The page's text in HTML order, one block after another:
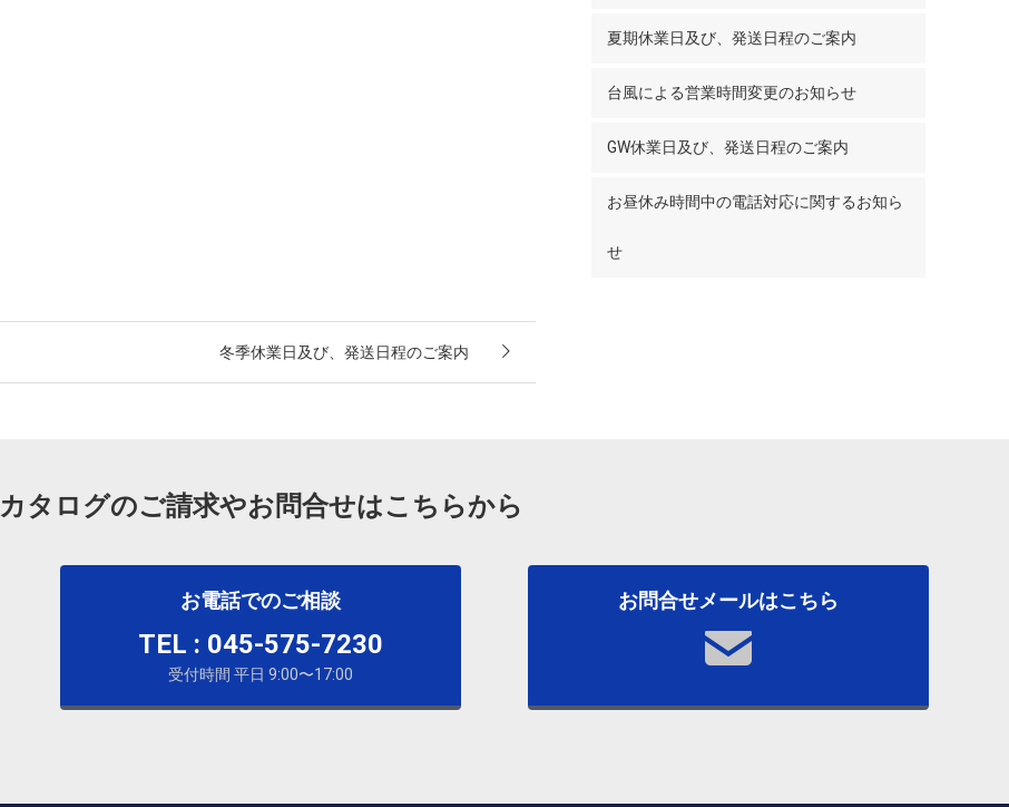
冬季休業日及び、発送日程のご案内
夏期休業日及び、発送日程のご案内
台風による営業時間変更のお知らせ
GW休業日及び、発送日程のご案内
お昼休み時間中の電話対応に関するお知ら
せ
カタログのご請求やお問合せはこちらから
お電話でのご相談
TEL : 045-575-7230
受付時間 平日 9:00〜17:00
お問合せメールはこちら